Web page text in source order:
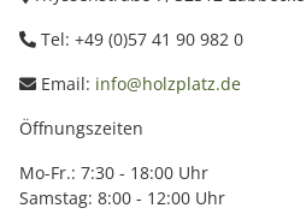
Tel: +49 (0)57 41 90 982 0
Email: info@holzplatz.de
Öffnungszeiten
Mo-Fr.: 7:30 - 18:00 Uhr
Samstag: 8:00 - 12:00 Uhr